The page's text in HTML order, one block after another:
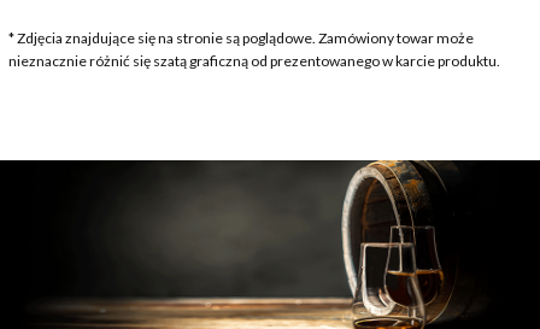
* Zdjęcia znajdujące się na stronie są poglądowe. Zamówiony towar może
nieznacznie różnić się szatą graficzną od prezentowanego w karcie produktu.